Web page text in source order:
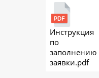
Инструкция
по
заполнению
заявки.pdf